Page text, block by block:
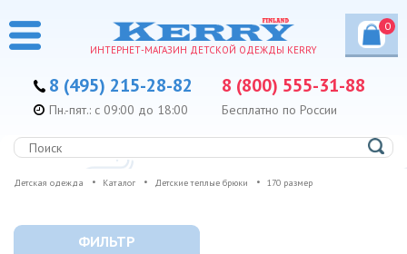
ИНТЕРНЕТ-МАГАЗИН ДЕТСКОЙ ОДЕЖДЫ KERRY
0
8 (495) 215-28-82 8 (800) 555-31-88
Бесплатно по России
Пн.-пят.: с 09:00 до 18:00
Детская одежда Каталог Детские теплые брюки 170 размер
ФИЛЬТР